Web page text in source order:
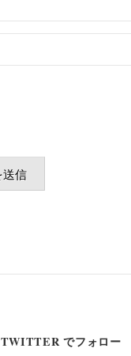
TWITTER でフォロー